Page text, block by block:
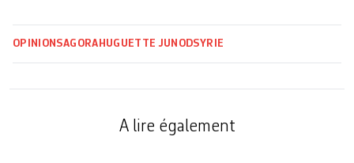
OPINIONSAGORA HUGUETTE JUNODSYRIE
A lire également